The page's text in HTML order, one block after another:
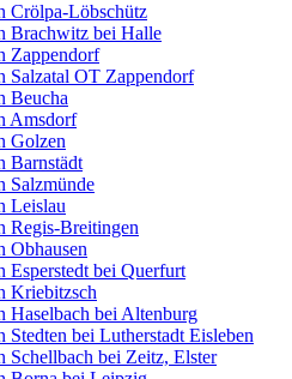
Crölpa-Löbschütz
Brachwitz bei Halle
Zappendorf
Salzatal OT Zappendorf
Beucha
Amsdorf
Golzen
Barnstädt
Salzmünde
Leislau
Regis-Breitingen
Obhausen
bei Querfurt
Kriebitzsch
bei Altenburg
bei Lutherstadt Eisleben
bei Zeitz, Elster